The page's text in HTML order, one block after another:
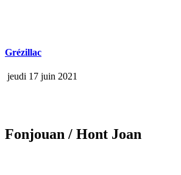
Grézillac
jeudi 17 juin 2021
Fonjouan / Hont Joan